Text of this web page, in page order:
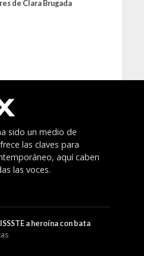
de Clara Brugada
sido un medio de
las claves para
aquí caben
las voces.
a heroína con bata